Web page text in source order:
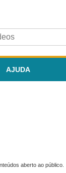
AJUDA
aberto ao público.